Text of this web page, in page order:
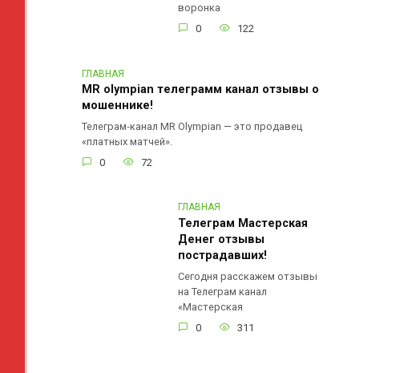
воронка
0
122
ГЛАВНАЯ
MR olympian телеграмм канал отзывы о
мошеннике!
Телеграм‑канал MR Olympian — это продавец
«платных матчей».
0
72
ГЛАВНАЯ
Телеграм Мастерская
Денег отзывы
пострадавших!
Сегодня расскажем отзывы
на Телеграм канал
«Мастерская
0
311